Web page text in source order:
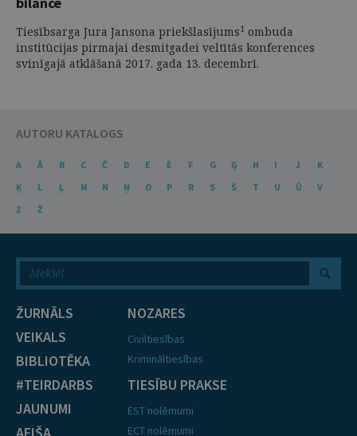
Tiesībsarga Jura Jansona priekšlasījums1 ombuda
institūcijas pirmajai desmitgadei veltītās konferences
svinīgajā atklāšanā 2017. gada 13. decembrī.
AUTORU KATALOGS
A Ā B C Č D E Ē F G Ģ H I J
K
Ķ
L Ļ M N Ņ O P R S Š T U Ū
V
Z
Ž
ŽURNĀLS
VEIKALS
BIBLIOTĒKA
#TEIRDARBS
JAUNUMI
NOZARES
Civiltiesības
Krimināltiesības
TIESĪBU PRAKSE
EST nolēmumi
ECT nolēmumi